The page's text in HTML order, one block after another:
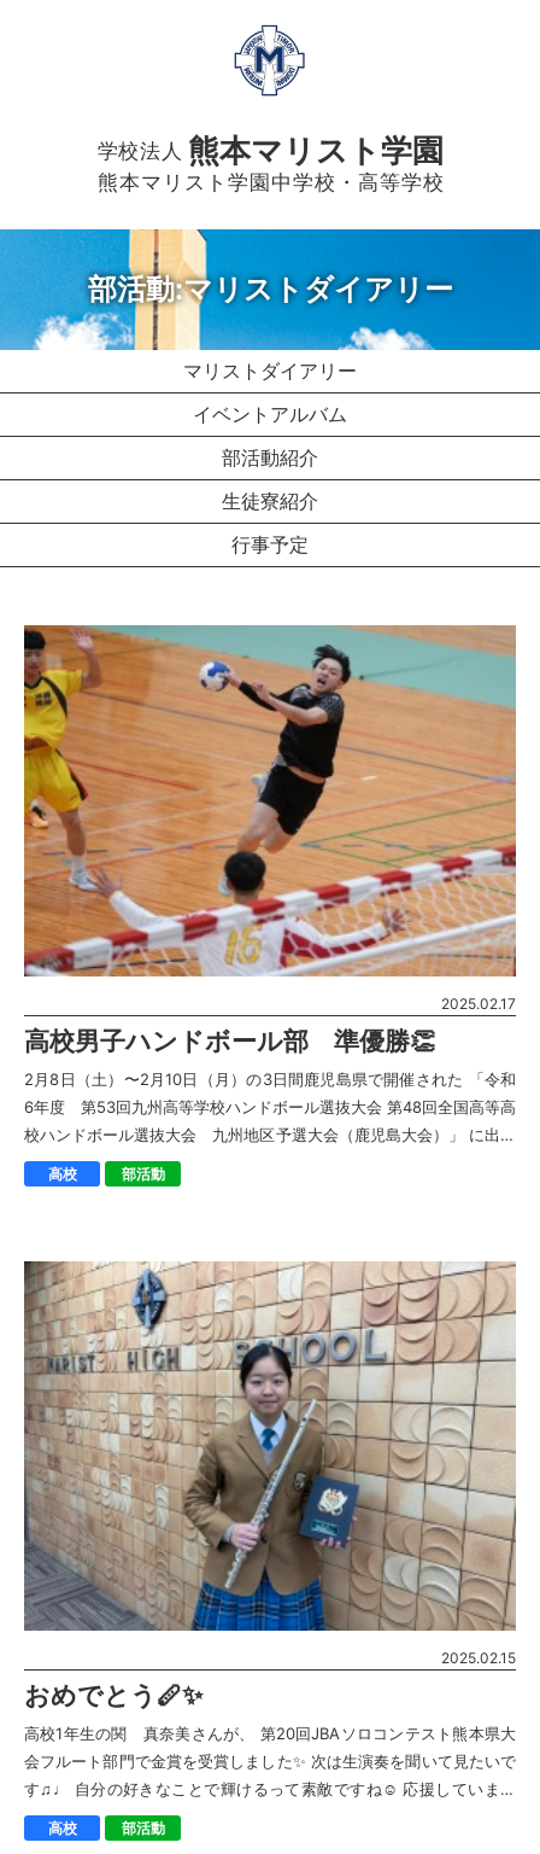
学校法人 熊本マリスト学園
熊本マリスト学園中学校・高等学校
部活動:マリストダイアリー
マリストダイアリー
イベントアルバム
部活動紹介
生徒寮紹介
行事予定
2025.02.17
高校男子ハンドボール部 準優勝👏
2月8日（土）〜2月10日（月）の3日間鹿児島県で開催された 「令和
6年度 第53回九州高等学校ハンドボール選抜大会 第48回全国高等高
校ハンドボール選抜大会 九州地区予選大会（鹿児島大会）」 に出場
し、準優勝という成績 […]
高校 部活動
2025.02.15
おめでとう🪈✨
高校1年生の関 真奈美さんが、 第20回JBAソロコンテスト熊本県大
会フルート部門で金賞を受賞しました✨ 次は生演奏を聞いて見たいで
す♫♩ 自分の好きなことで輝けるって素敵ですね☺︎ 応援しています
よ〜！！！ 頑張れっ！ […]
高校 部活動